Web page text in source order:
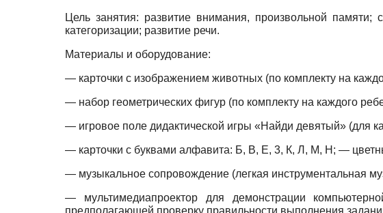
Цель занятия: развитие внимания, произвольной памяти;
категоризации; развитие речи.
Материалы и оборудование:
— карточки с изображением животных (по комплекту на
— набор геометрических фигур (по комплекту на каждого
— игровое поле дидактической игры «Найди девятый» (для
— карточки с буквами алфавита: Б, В, Е, 3, К, Л, М, Н; —
— музыкальное сопровождение (легкая инструментальная
— мультимедиапроектор для демонстрации
предполагающей проверку правильности выполнения